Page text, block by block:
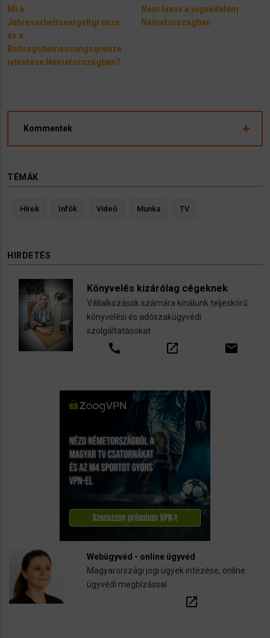
Mi a
Jahresarbeitsentgeltgrenze
és a
Beitragsbemessungsgrenze
jelentése Németországban?
Nem luxus a jogvédelem
Németországban
Kommentek
TÉMÁK
Hírek Infók Videó Munka TV
HIRDETÉS
Könyvelés kizárólag cégeknek
Vállalkozások számára kínálunk teljeskörű
könyvelési és adószakügyvédi
szolgáltatásokat
call open_in_new email
Webügyvéd - online ügyvéd
Magyarországi jogi ügyek intézése, online
ügyvédi megbízással
open_in_new